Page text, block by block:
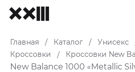
Главная / Каталог / Унисекс
Кроссовки
/ Кроссовки New
New Balance 1000 «Metallic